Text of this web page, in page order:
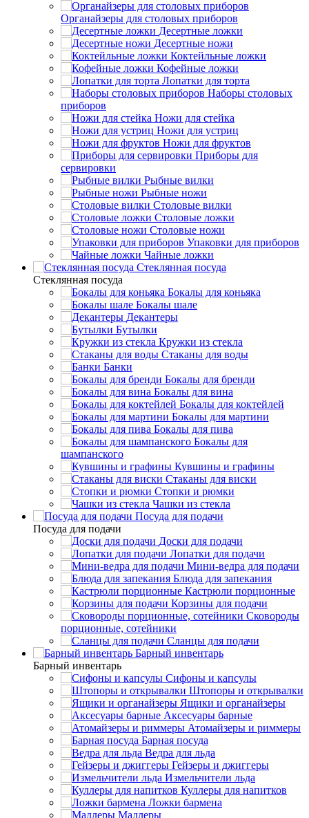
Органайзеры для столовых приборов
Десертные ложки
Десертные ножи
Коктейльные ложки
Кофейные ложки
Лопатки для торта
Наборы столовых
приборов
Ножи для стейка
Ножи для устриц
Ножи для фруктов
Приборы для
сервировки
Рыбные вилки
Рыбные ножи
Столовые вилки
Столовые ложки
Столовые ножи
Упаковки для приборов
Чайные ложки
Стеклянная посуда
Стеклянная посуда
Бокалы для коньяка
Бокалы шале
Декантеры
Бутылки
Кружки из стекла
Стаканы для воды
Банки
Бокалы для бренди
Бокалы для вина
Бокалы для коктейлей
Бокалы для мартини
Бокалы для пива
Бокалы для
шампанского
Кувшины и графины
Стаканы для виски
Стопки и рюмки
Чашки из стекла
Посуда для подачи
Посуда для подачи
Доски для подачи
Лопатки для подачи
Мини-ведра для подачи
Блюда для запекания
Кастрюли порционные
Корзины для подачи
Сковороды
порционные, сотейники
Сланцы для подачи
Барный инвентарь
Барный инвентарь
Сифоны и капсулы
Штопоры и открывалки
Ящики и органайзеры
Аксесуары барные
Атомайзеры и риммеры
Барная посуда
Ведра для льда
Гейзеры и джиггеры
Измельчители льда
Куллеры для напитков
Ложки бармена
Мадлеры